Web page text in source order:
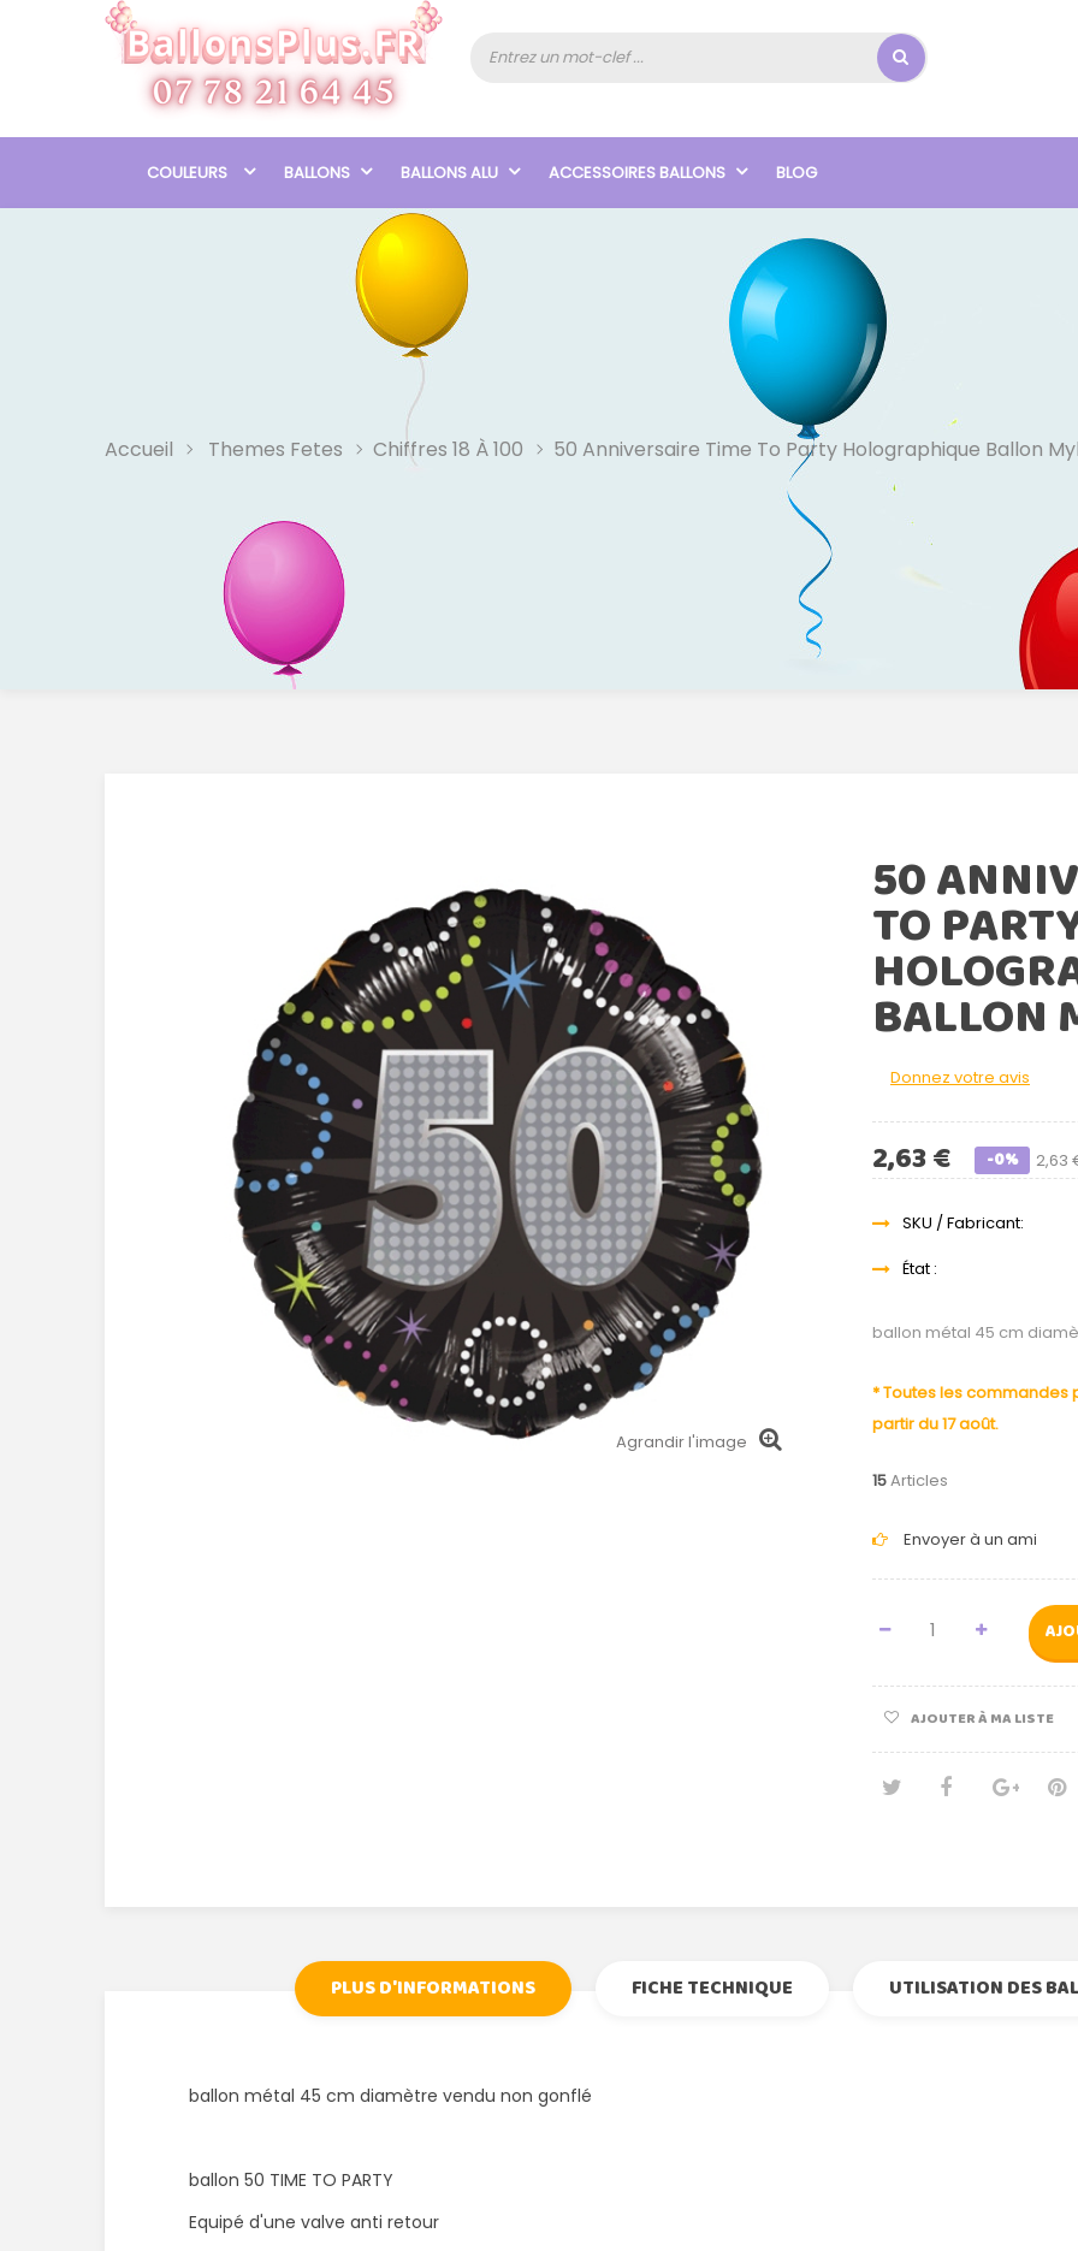
COULEURS BALLONS BALLONS ALU ACCESSOIRES BALLONS BLOG
Accueil Themes Fetes Chiffres 18 À 100 50 Anniversaire Time To Party Holographique Ballon
Agrandir l'image
50
TO
BALLON
Donnez votre avis
2,63
2,63 € -0%
SKU / Fabricant:
État :
ballon métal 45 cm
* Toutes les commandes
partir du 17 août.
15Articles
Envoyer à un ami
AJOUTER À MA LISTE
PLUS D'INFORMATIONS FICHE TECHNIQUE UTILISATION DES
ballon métal 45 cm diamètre vendu non gonflé
ballon 50 TIME TO PARTY
Equipé d'une valve anti retour